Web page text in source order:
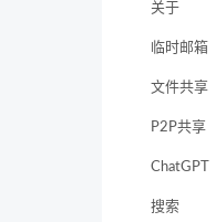
关于
临时邮箱
文件共享
P2P共享
ChatGPT
搜索